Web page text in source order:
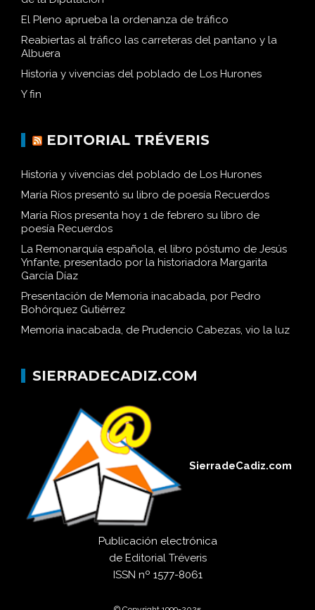
El Pleno aprueba la ordenanza de tráfico
Reabiertas al tráfico las carreteras del pantano y la
Albuera
Historia y vivencias del poblado de Los Hurones
Y fin
EDITORIAL TRÉVERIS
Historia y vivencias del poblado de Los Hurones
María Ríos presentó su libro de poesía Recuerdos
María Ríos presenta hoy 1 de febrero su libro de
poesía Recuerdos
La Remonarquía española, el libro póstumo de Jesús
Ynfante, presentado por la historiadora Margarita
García Díaz
Presentación de Memoria inacabada, por Pedro
Bohórquez Gutiérrez
Memoria inacabada, de Prudencio Cabezas, vio la luz
SIERRADECADIZ.COM
SierradeCadiz.com
Publicación electrónica
de Editorial Tréveris
ISSN nº 1577-8061